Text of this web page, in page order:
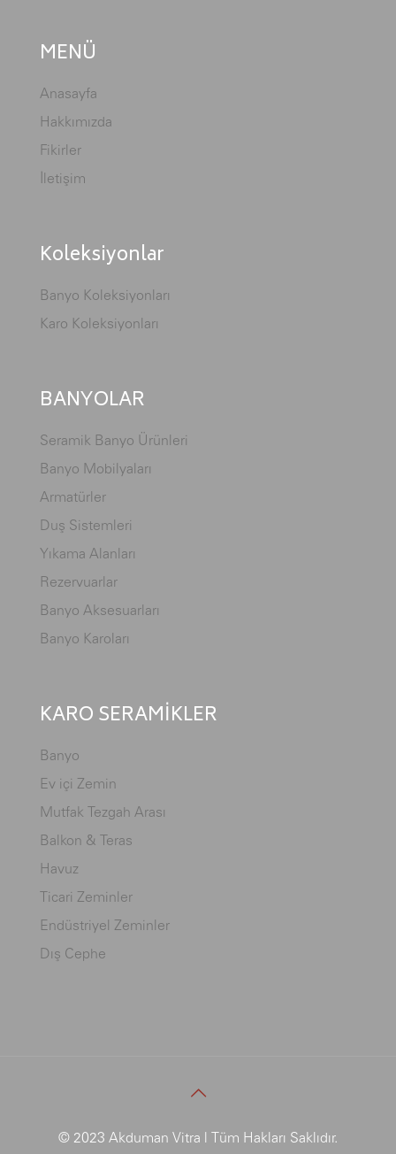
MENÜ
Anasayfa
Hakkımızda
Fikirler
İletişim
Koleksiyonlar
Banyo Koleksiyonları
Karo Koleksiyonları
BANYOLAR
Seramik Banyo Ürünleri
Banyo Mobilyaları
Armatürler
Duş Sistemleri
Yıkama Alanları
Rezervuarlar
Banyo Aksesuarları
Banyo Karoları
KARO SERAMİKLER
Banyo
Ev içi Zemin
Mutfak Tezgah Arası
Balkon & Teras
Havuz
Ticari Zeminler
Endüstriyel Zeminler
Dış Cephe
© 2023 Akduman Vitra | Tüm Hakları Saklıdır.